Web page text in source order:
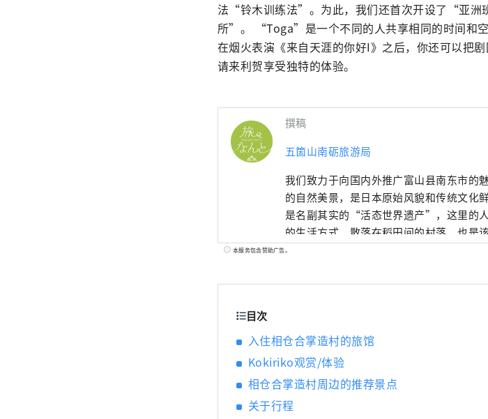
法“铃木训练法”。为此，我们还首次开设了“亚
所”。 “Toga”是一个不同的人共享相同的时间和空
在烟火表演《来自天涯的你好I》之后，你还可以把
请来利贺享受独特的体验。
撰稿
五箇山南砺旅游局
我们致力于向国内外推广富山县南东市的魅力。 南东市位于富山县西南部，拥有
的自然美景，是日本原始风貌和传统文化鲜活呈现的地方。 以合
是名副其实的“活态世界遗产”，这里的
的生活方式。散落在稻田间的村落，也是
近代早期都以丝绸织造业而闻名，而伊波
促进戏剧和城市交流的户贺，南东的里山
本服务包含赞助广告。
目次
入住相仓合掌造村的旅馆
Kokiriko观赏/体验
相仓合掌造村周边的推荐景点
关于行程